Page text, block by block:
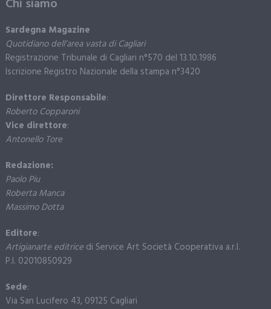
Chi siamo
Sardegna Magazine
Quotidiano dell’area vasta di Cagliari
Registrazione Tribunale di Cagliari n°570 del 13.10.1986
Iscrizione Registro Nazionale della stampa n°3420
Direttore Responsabile:
Roberto Copparoni
Vice direttore:
Antonello Tore
Redazione:
Paolo Piu
Roberta Manca
Massimo Dotta
Editore:
Artigianarte editricedi Service Art Società Cooperativa a.r.l.
P.I. 02010850929
Sede:
Via San Lucifero 43, 09125 Cagliari